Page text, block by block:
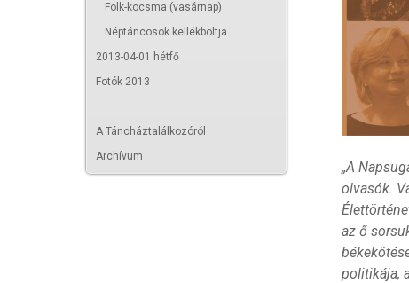
Folk-kocsma (vasárnap)
Néptáncosok kellékboltja
2013-04-01 hétfő
Fotók 2013
– – – – – – – – – – – –
A Táncháztalálkozóról
Archívum
„A
olvasók.
az ő
politikája,